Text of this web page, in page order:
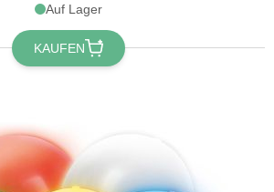
Auf Lager
KAUFEN